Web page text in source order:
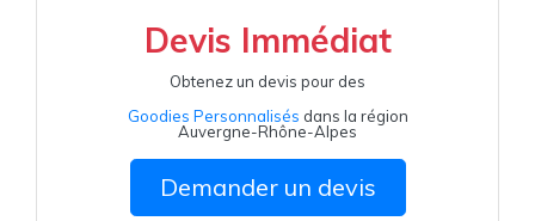
Devis Immédiat
Obtenez un devis pour des
Goodies Personnalisés dans la région
Auvergne-Rhône-Alpes
Demander un devis